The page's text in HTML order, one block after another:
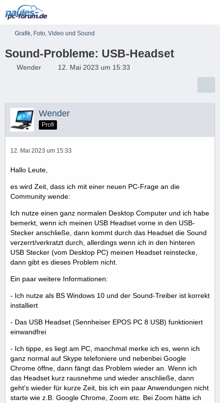
Grafik, Foto, Video und Sound
Sound-Probleme: USB-Headset
Wender 12. Mai 2023 um 15:33
Wender
Profi
12. Mai 2023 um 15:33
Hallo Leute,
es wird Zeit, dass ich mit einer neuen PC-Frage an die
Community wende:
Ich nutze einen ganz normalen Desktop Computer und ich habe
bemerkt, wenn ich meinen USB Headset vorne in den USB-
Stecker anschließe, dann kommt durch das Headset die Sound
verzerrt/verkratzt durch, allerdings wenn ich in den hinteren
USB Stecker (vom Desktop PC) meinen Headset reinstecke,
dann gibt es dieses Problem nicht.
Ein paar weitere Informationen:
- Ich nutze als BS Windows 10 und der Sound-Treiber ist korrekt
installiert
- Das USB Headset (Sennheiser EPOS PC 8 USB) funktioniert
einwandfrei
- Ich tippe, es liegt am PC, manchmal merke ich es, wenn ich
ganz normal auf Skype telefoniere und nebenbei Google
Chrome öffne, dann fängt das Problem wieder an. Wenn ich
das Headset kurz rausnehme und wieder anschließe, dann
geht's wieder für kurze Zeit, bis ich ein paar Anwendungen nicht
starte wie z.B. Google Chrome, Zoom etc. Bei Zoom hätte ich